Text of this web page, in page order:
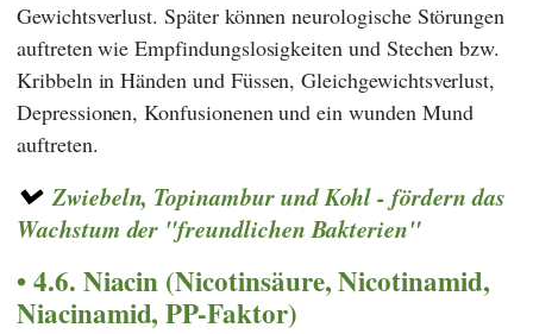
Gewichtsverlust. Später können neurologische Störungen
auftreten wie Empfindungslosigkeiten und Stechen bzw.
Kribbeln in Händen und Füssen, Gleichgewichtsverlust,
Depressionen, Konfusionenen und ein wunden Mund
auftreten.
Zwiebeln, Topinambur und Kohl - fördern das
Wachstum der "freundlichen Bakterien"
4.6. Niacin (Nicotinsäure, Nicotinamid,
Niacinamid, PP-Faktor)